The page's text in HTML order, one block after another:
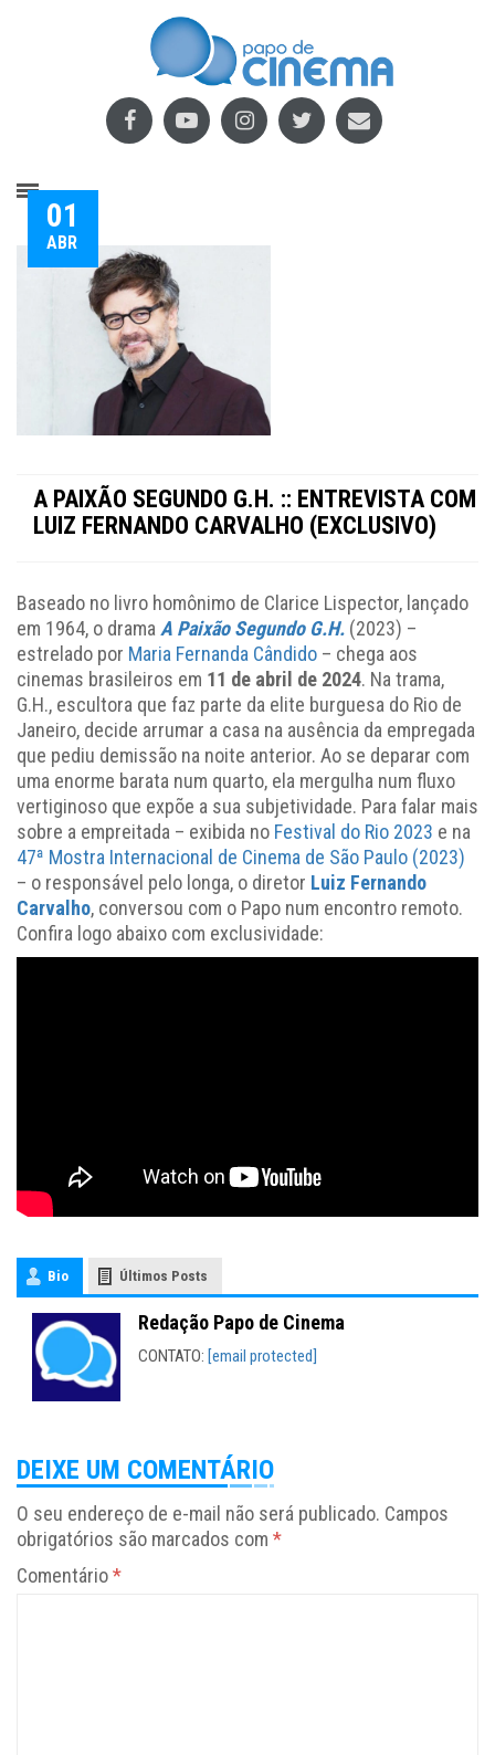
01
ABR
A PAIXÃO SEGUNDO G.H. :: ENTREVISTA COM
LUIZ FERNANDO CARVALHO (EXCLUSIVO)
Baseado no livro homônimo de Clarice Lispector, lançado
em 1964, o dramaA Paixão Segundo G.H. (2023) –
estrelado por Maria Fernanda Cândido – chega aos
cinemas brasileiros em 11 de abril de 2024. Na trama,
G.H., escultora que faz parte da elite burguesa do Rio de
Janeiro, decide arrumar a casa na ausência da empregada
que pediu demissão na noite anterior. Ao se deparar com
uma enorme barata num quarto, ela mergulha num fluxo
vertiginoso que expõe a sua subjetividade. Para falar mais
sobre a empreitada – exibida no Festival do Rio 2023 e na
47ª Mostra Internacional de Cinema de São Paulo (2023)
– o responsável pelo longa, o diretor Luiz Fernando
Carvalho, conversou com o Papo num encontro remoto.
Confira logo abaixo com exclusividade:
Bio Últimos Posts
Redação Papo de Cinema
CONTATO: [email protected]
DEIXE UM COMENTÁRIO
O seu endereço de e-mail não será publicado. Campos
obrigatórios são marcados com *
Comentário*